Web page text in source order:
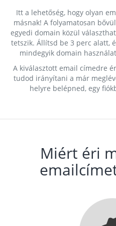
Itt a lehetőség, hogy olyan
másnak! A folyamatosan
egyedi domain közül
tetszik. Állítsd be 3 perc alatt,
mindegyik domain
A kiválasztott email címedre
tudod irányítani a már
helyre belépned, egy
Miért éri